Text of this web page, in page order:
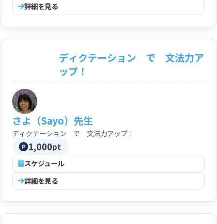
詳細を見る
ディクテーション で 文法力ア
ップ！
ディクテーション で 文法力アップ！
さよ（Sayo）先生
1,000pt
スケジュール
詳細を見る